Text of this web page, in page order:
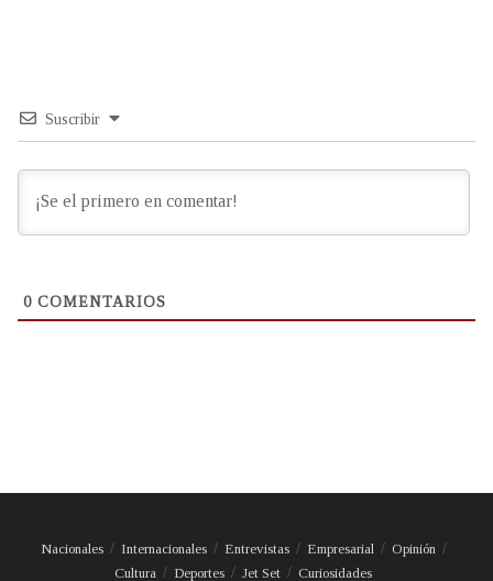
Suscribir
0 COMENTARIOS
Nacionales Internacionales Entrevistas Empresarial
Opinión
Cultura
Deportes Jet Set Curiosidades